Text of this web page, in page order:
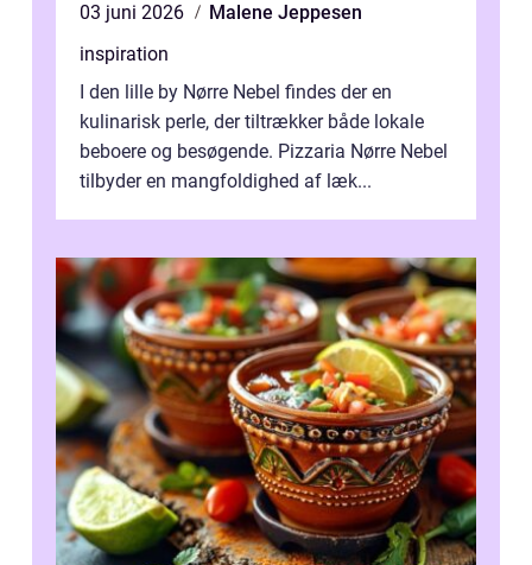
03 juni 2026
Malene Jeppesen
inspiration
I den lille by Nørre Nebel findes der en
kulinarisk perle, der tiltrækker både lokale
beboere og besøgende. Pizzaria Nørre Nebel
tilbyder en mangfoldighed af læk...